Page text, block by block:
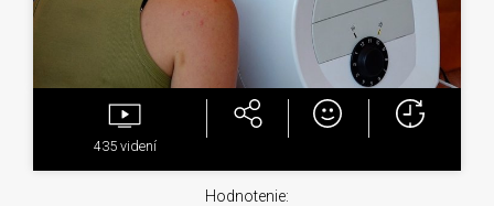
Video
435videní
Hodnotenie: